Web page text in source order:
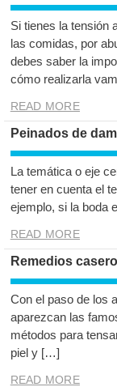
Si tienes la tensión
las comidas, por
debes saber la
cómo realizarla
READ MORE
Peinados de
La temática o eje
tener en cuenta el
ejemplo, si la boda
READ MORE
Remedios
Con el paso de los
aparezcan las
métodos para
piel y […]
READ MORE